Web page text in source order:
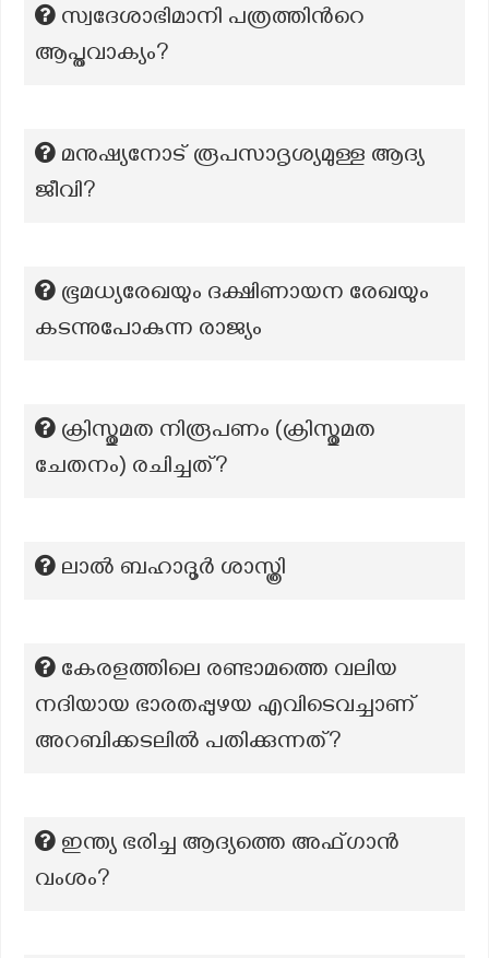
സ്വദേശാഭിമാനി പത്രത്തിന്‍റെ
ആപ്തവാക്യം?
മനുഷ്യനോട് രൂപസാദൃശ്യമുള്ള ആദ്യ
ജീവി?
ഭൂമധ്യരേഖയും ദക്ഷിണായന രേഖയും
കടന്നുപോകുന്ന രാജ്യം
ക്രിസ്തുമത നിരൂപണം (ക്രിസ്തുമത
ചേതനം) രചിച്ചത്?
ലാല്‍ ബഹാദൂര്‍ ശാസ്ത്രി
കേരളത്തിലെ രണ്ടാമത്തെ വലിയ
നദിയായ ഭാരതപ്പുഴയ എവിടെവച്ചാണ്
അറബിക്കടലിൽ പതിക്കുന്നത്?
ഇന്ത്യ ഭരിച്ച ആദ്യത്തെ അഫ്ഗാൻ
വംശം?